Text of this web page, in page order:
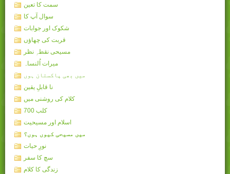
سمت کا تعین
سوال آپ کا
شکوک اور جوابات
قربت کی چھاؤں
مسیحی نقطہِ نظر
میرات اُلنساہ
میں بھی پاکستان ہوں
نا قابلِ یقین
کلام کی روشنی میں
کلب 700
اسلام اور مسیحیت
میں مسیحی کیوں ہوں؟
نورِ حیات
سچ کا سفر
زندگی کا کلام